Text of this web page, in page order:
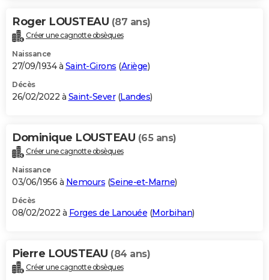
Roger LOUSTEAU (87 ans)
Créer une cagnotte obsèques
Naissance
27/09/1934 à Saint-Girons (Ariège)
Décès
26/02/2022 à Saint-Sever(Landes)
Dominique LOUSTEAU (65 ans)
Créer une cagnotte obsèques
Naissance
03/06/1956 à Nemours (Seine-et-Marne)
Décès
08/02/2022 à Forges de Lanouée (Morbihan)
Pierre LOUSTEAU (84 ans)
Créer une cagnotte obsèques